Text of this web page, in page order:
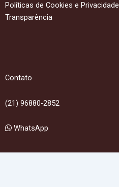
Políticas de Cookies e Privacidade
Transparência
Contato
(21) 96880-2852
WhatsApp